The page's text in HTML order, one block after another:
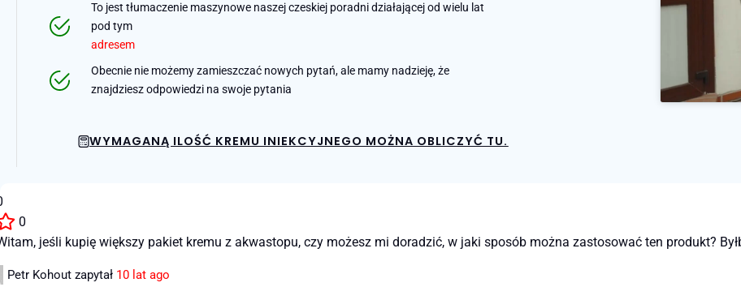
To jest tłumaczenie maszynowe naszej czeskiej poradni działającej od wielu lat
pod tym
adresem
Obecnie nie możemy zamieszczać nowych pytań, ale mamy nadzieję, że
znajdziesz odpowiedzi na swoje pytania
WYMAGANĄ ILOŚĆ KREMU INIEKCYJNEGO MOŻNA OBLICZYĆ TU.
0
jeśli kupię większy pakiet kremu z akwastopu, czy możesz mi doradzić, w jaki sposób można zastosować ten produkt?
Petr Kohout zapytał 10 lat ago